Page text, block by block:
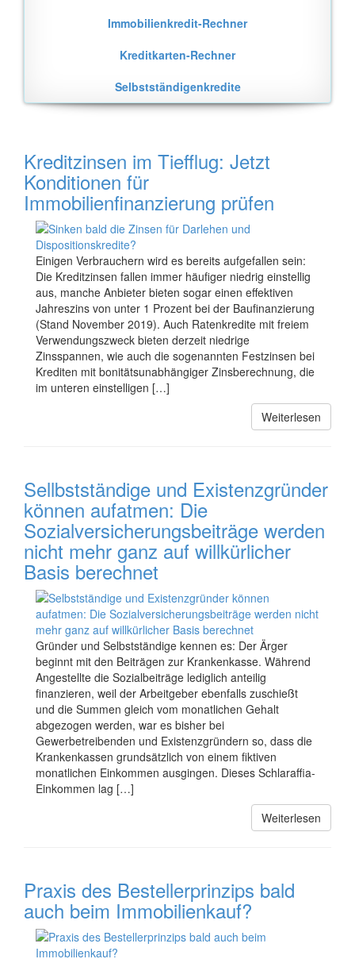
Immobilienkredit-Rechner
Kreditkarten-Rechner
Selbstständigenkredite
Kreditzinsen im Tiefflug: Jetzt
Konditionen für
Immobilienfinanzierung prüfen
Einigen Verbrauchern wird es bereits aufgefallen sein:
Die Kreditzinsen fallen immer häufiger niedrig einstellig
aus, manche Anbieter bieten sogar einen effektiven
Jahreszins von unter 1 Prozent bei der Baufinanzierung
(Stand November 2019). Auch Ratenkredite mit freiem
Verwendungszweck bieten derzeit niedrige
Zinsspannen, wie auch die sogenannten Festzinsen bei
Krediten mit bonitätsunabhängiger Zinsberechnung, die
im unteren einstelligen […]
Weiterlesen
Sellbstständige und Existenzgründer
können aufatmen: Die
Sozialversicherungsbeiträge werden
nicht mehr ganz auf willkürlicher
Basis berechnet
Gründer und Selbstständige kennen es: Der Ärger
beginnt mit den Beiträgen zur Krankenkasse. Während
Angestellte die Sozialbeiträge lediglich anteilig
finanzieren, weil der Arbeitgeber ebenfalls zuschießt
und die Summen gleich vom monatlichen Gehalt
abgezogen werden, war es bisher bei
Gewerbetreibenden und Existenzgründern so, dass die
Krankenkassen grundsätzlich von einem fiktiven
monatlichen Einkommen ausgingen. Dieses Schlaraffia-
Einkommen lag […]
Weiterlesen
Praxis des Bestellerprinzips bald
auch beim Immobilienkauf?